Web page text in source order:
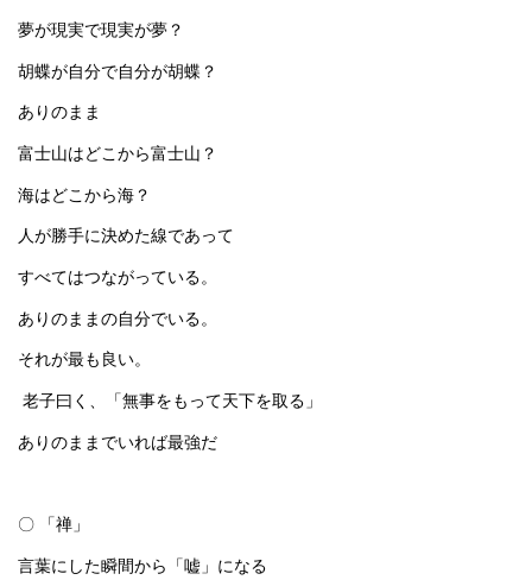
夢が現実で現実が夢？
胡蝶が自分で自分が胡蝶？
ありのまま
富士山はどこから富士山？
海はどこから海？
人が勝手に決めた線であって
すべてはつながっている。
ありのままの自分でいる。
それが最も良い。
老子曰く、「無事をもって天下を取る」
ありのままでいれば最強だ
〇 「禅」
言葉にした瞬間から「嘘」になる